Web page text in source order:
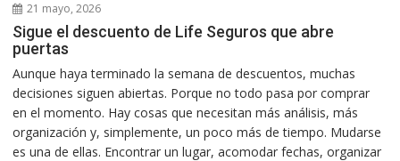
21 mayo, 2026
Sigue el descuento de Life Seguros que abre
puertas
Aunque haya terminado la semana de descuentos, muchas
decisiones siguen abiertas. Porque no todo pasa por comprar
en el momento. Hay cosas que necesitan más análisis, más
organización y, simplemente, un poco más de tiempo. Mudarse
es una de ellas. Encontrar un lugar, acomodar fechas, organizar